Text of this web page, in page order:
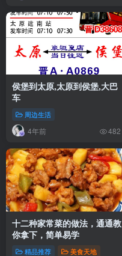
侯堡到太原,太原到侯堡,大巴
车
周边生活
4年前 482
十二种家常菜的做法，通通教
你拿下，简单易学
精品推荐 美食天地